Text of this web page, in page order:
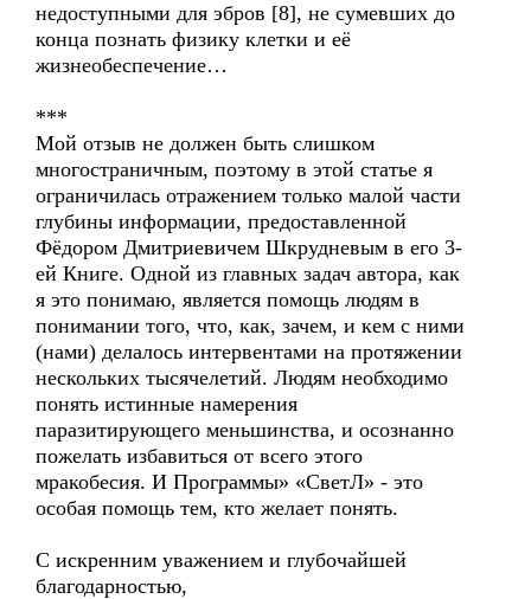
недоступными для эбров [8], не сумевших до
конца познать физику клетки и её
жизнеобеспечение…
***
Мой отзыв не должен быть слишком
многостраничным, поэтому в этой статье я
ограничилась отражением только малой части
глубины информации, предоставленной
Фёдором Дмитриевичем Шкрудневым в его 3-
ей Книге. Одной из главных задач автора, как
я это понимаю, является помощь людям в
понимании того, что, как, зачем, и кем с ними
(нами) делалось интервентами на протяжении
нескольких тысячелетий. Людям необходимо
понять истинные намерения
паразитирующего меньшинства, и осознанно
пожелать избавиться от всего этого
мракобесия. И Программы» «СветЛ» - это
особая помощь тем, кто желает понять.
С искренним уважением и глубочайшей
благодарностью,